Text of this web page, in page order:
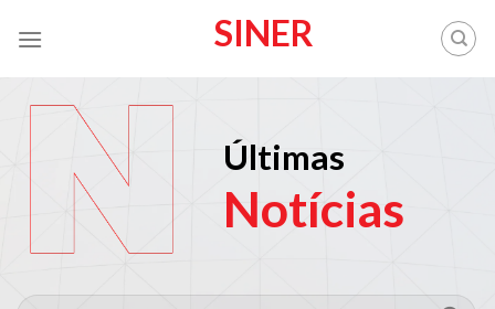
SINER
Últimas
Notícias